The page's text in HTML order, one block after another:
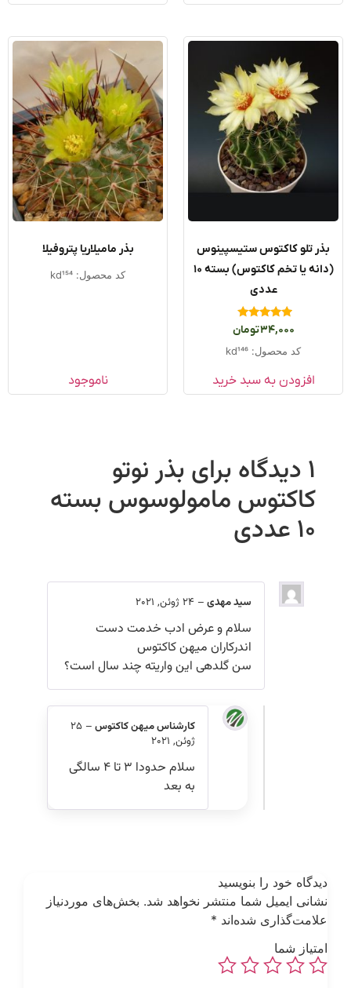
تلو کاکتوس ستیسپینوس
(دانه یا تخم کاکتوس) بسته ۱۰
عددی
امتیاز
از 5
34,000تومان
کد محصول: kd146
افزودن به سبد خرید
بذر مامیلاریا پتروفیلا
کد محصول: kd154
ناموجود
بذر نوتو
کاکتوس مامولوسوس بسته
سید مهدی–24 ژوئن, 2021
سلام و عرض ادب خدمت دست
اندرکاران میهن کاکتوس
سن گلدهی این واریته چند سال است؟
کارشناس میهن کاکتوس–
25
سلام حدودا ۳ تا ۴ سالگی
به بعد
خود را بنویسید
ایمیل شما منتشر نخواهد شد. بخش‌های موردنیاز
شده‌اند*
شما